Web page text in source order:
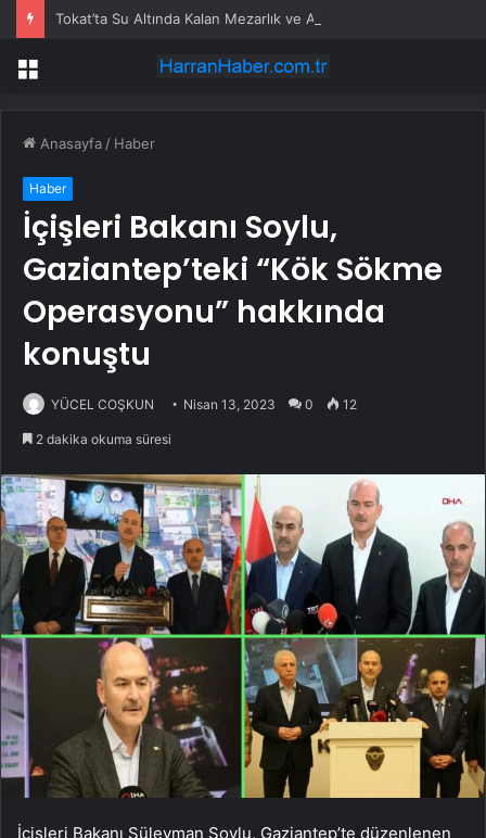
Tokat’ta Su Altında Kalan Mezarlık ve Araziler
Menü
Anasayfa / Haber
Haber
İçişleri Bakanı Soylu,
Gaziantep’teki “Kök Sökme
Operasyonu” hakkında
konuştu
YÜCEL COŞKUN Nisan 13, 2023 0 12
2 dakika okuma süresi
İçişleri Bakanı Süleyman Soylu, Gaziantep’te düzenlenen